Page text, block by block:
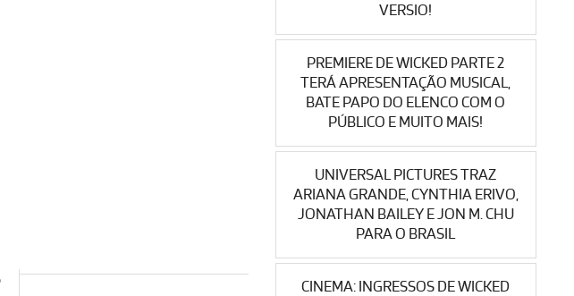
VERSIO!
PREMIERE DE WICKED PARTE 2
TERÁ APRESENTAÇÃO MUSICAL,
BATE PAPO DO ELENCO COM O
PÚBLICO E MUITO MAIS!
UNIVERSAL PICTURES TRAZ
ARIANA GRANDE, CYNTHIA ERIVO,
JONATHAN BAILEY E JON M. CHU
PARA O BRASIL
CINEMA: INGRESSOS DE WICKED